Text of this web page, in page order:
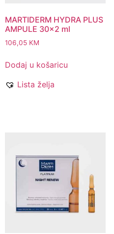
MARTIDERM HYDRA PLUS
AMPULE 30×2 ml
106,05 KM
Dodaj u košaricu
Lista želja